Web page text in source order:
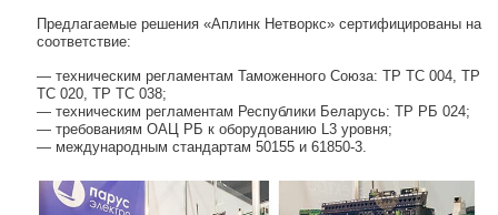
Предлагаемые решения «Аплинк Нетворкс» сертифицированы на
соответствие:
— техническим регламентам Таможенного Союза: ТР ТС 004, ТР
ТС 020, ТР ТС 038;
— техническим регламентам Республики Беларусь: ТР РБ 024;
— требованиям ОАЦ РБ к оборудованию L3 уровня;
— международным стандартам 50155 и 61850-3.